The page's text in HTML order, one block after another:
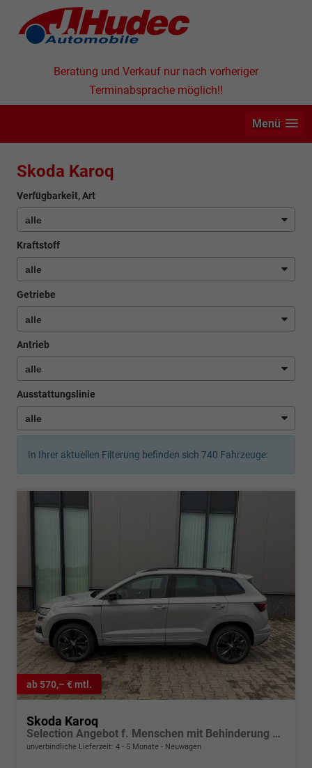
Beratung und Verkauf nur nach vorheriger
Terminabsprache möglich!!
Menü
Skoda Karoq
Verfügbarkeit, Art
Kraftstoff
Getriebe
Antrieb
Ausstattungslinie
In Ihrer aktuellen Filterung befinden sich 740 Fahrzeuge:
ab 570,– € mtl.
Skoda Karoq
Selection Angebot f. Menschen mit Behinderung 100%! 2.0 TDI 150PS DSG, 16"Alu, Climatronic, Dachreling, M-Lederlenkrad, LED-Scheinwerfer, Tempomat, Parksensoren hinten, Virtual Cockpit 8", SunSet, Infotainment 8" + Wireless SmartLink
unverbindliche Lieferzeit: 4 - 5 Monate Neuwagen